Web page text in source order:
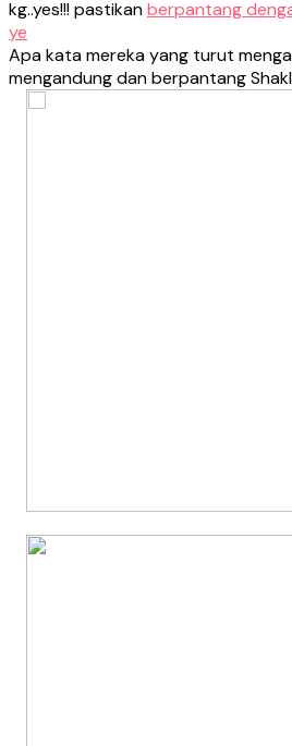
kg..yes!!! pastikanberpantang
ye
Apa kata mereka yang turut
mengandung dan berpantang